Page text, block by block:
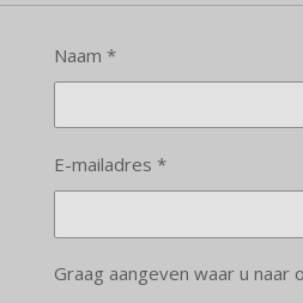
r
a
p
Naam *
E-mailadres *
Graag aangeven waar u naar